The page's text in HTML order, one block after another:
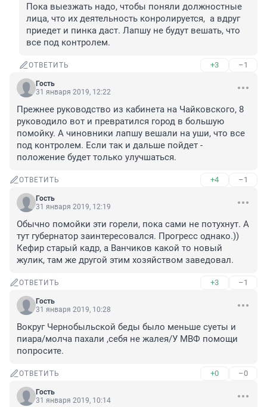
Пока выезжать надо, чтобы поняли должностные
лица, что их деятельность конролируется,  а вдруг
приедет и пинка даст. Лапшу не будут вешать, что
все под контролем.
ОТВЕТИТЬ +3 –1
Гость
31 января 2019, 12:22
Прежнее руководство из кабинета на Чайковского, 8
руководило вот и превратился город в большую
помойку. А чиновники лапшу вешали на уши, что все
под контролем. Если так и дальше пойдет -
положение будет только улучшаться.
ОТВЕТИТЬ +4 –1
Гость
31 января 2019, 12:19
Обычно помойки эти горели, пока сами не потухнут. А
тут губернатор заинтересовался. Прогресс однако.))
Кефир старый кадр, а Ванчиков какой то новый
жулик, там же другой этим хозяйством заведовал.
ОТВЕТИТЬ +3 –1
Гость
31 января 2019, 10:28
Вокруг Чернобыльской беды было меньше суеты и
пиара/молча пахали ,себя не жалея/У МВФ помощи
попросите.
ОТВЕТИТЬ +0 –0
Гость
31 января 2019, 10:14